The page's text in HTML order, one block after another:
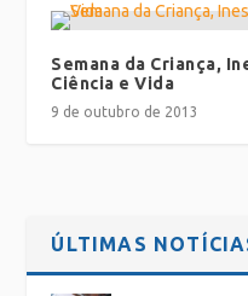
Semana da Criança,
Ciência e Vida
9 de outubro de 2013
ÚLTIMAS